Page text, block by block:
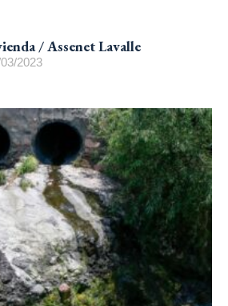
/ Assenet Lavalle
2023